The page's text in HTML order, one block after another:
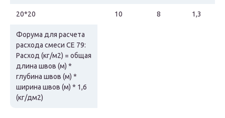
20*20 10 8 1,3
Форума для расчета
расхода смеси СЕ 79:
Расход (кг/м2) = общая
длина швов (м) *
глубина швов (м) *
ширина швов (м) * 1,6
(кг/дм2)